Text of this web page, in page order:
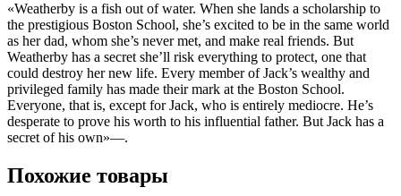
«Weatherby is a fish out of water. When she lands a scholarship to
the prestigious Boston School, she’s excited to be in the same world
as her dad, whom she’s never met, and make real friends. But
Weatherby has a secret she’ll risk everything to protect, one that
could destroy her new life. Every member of Jack’s wealthy and
privileged family has made their mark at the Boston School.
Everyone, that is, except for Jack, who is entirely mediocre. He’s
desperate to prove his worth to his influential father. But Jack has a
secret of his own»—.
Похожие товары